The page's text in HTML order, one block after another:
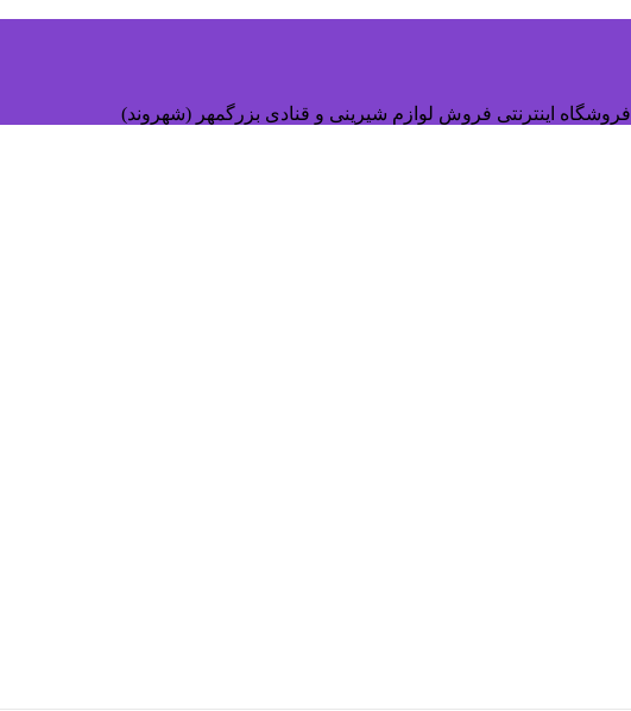
فروشگاه اینترنتی فروش لوازم شیرینی و قنادی بزرگمهر (شهروند)